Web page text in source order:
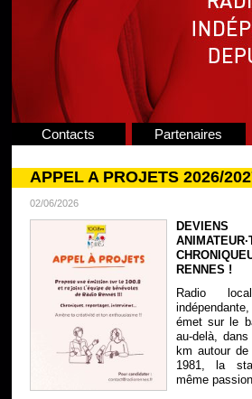
Contacts Partenaires
APPEL A PROJETS 2026/
02/06/2026
DEVIENS
RENNES !
Radio
émet sur le
au-delà,
km autour
1981, la
même